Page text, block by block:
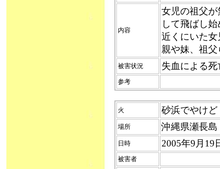
内容
女児の祖父
して飛ばし
近くにいた
親や妹、祖
被害状況 失血による死
参考
火 砂浜でやけど
場所 沖縄県瀬長島
日時 2005年9月
被害者